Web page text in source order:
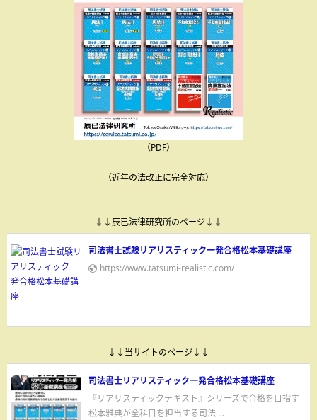
（PDF）
（近年の法改正に完全対応）
↓↓辰已法律研究所のページ↓↓
司法書士試験リアリスティック一発合格松本基礎講座
https://www.tatsumi-realistic.com/
↓↓当サイトのページ↓↓
司法書士リアリスティック一発合格松本基礎講座
『リアリスティックテキスト』シリーズで合格を目指す
松本雅典が全科目を担当する司法 ...